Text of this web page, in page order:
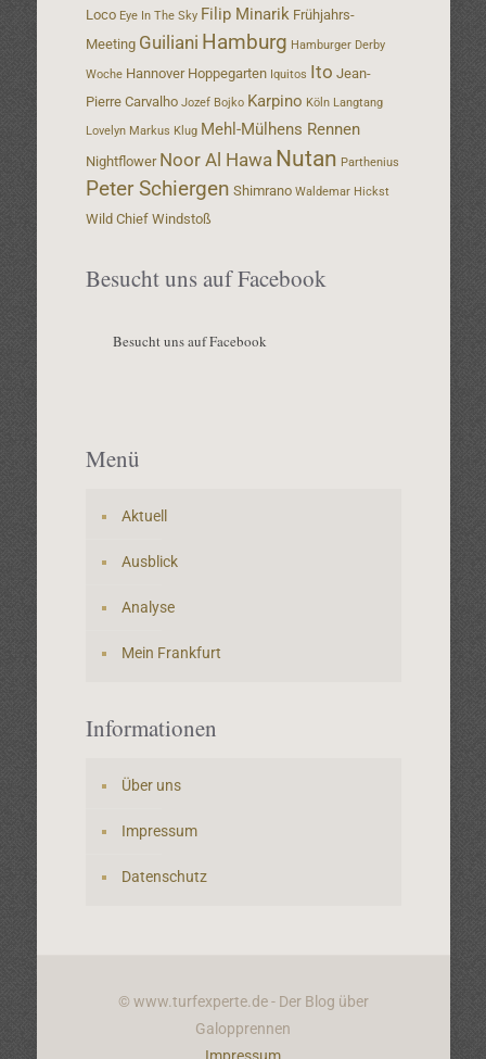
Loco Eye In The Sky Filip Minarik Frühjahrs-
Meeting Guiliani Hamburg Hamburger Derby
Woche Hannover Hoppegarten Iquitos Ito Jean-
Pierre Carvalho Jozef Bojko Karpino Köln Langtang
Lovelyn Markus Klug Mehl-Mülhens Rennen
Nightflower Noor Al Hawa Nutan Parthenius
Peter Schiergen Shimrano Waldemar Hickst
Wild Chief Windstoß
Besucht uns auf Facebook
Besucht uns auf Facebook
Menü
Aktuell
Ausblick
Analyse
Mein Frankfurt
Informationen
Über uns
Impressum
Datenschutz
© www.turfexperte.de - Der Blog über
Galopprennen